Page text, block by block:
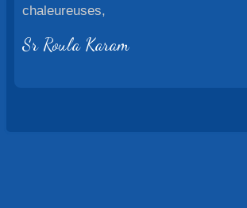
chaleureuses,
Sr Roula Karam